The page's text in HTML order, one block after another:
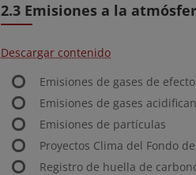
2.3 Emisiones a la
Descargar contenido
Emisiones de gases de
Emisiones de gases
Emisiones de partículas
Proyectos Clima del Fondo
Registro de huella de